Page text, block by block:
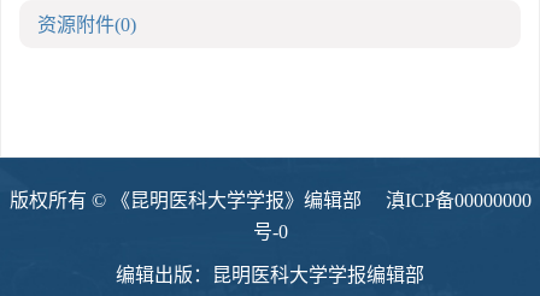
资源附件(0)
版权所有 © 《昆明医科大学学报》编辑部 滇ICP备00000000
号-0
编辑出版：昆明医科大学学报编辑部